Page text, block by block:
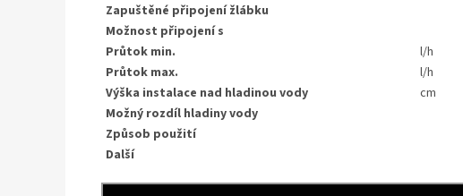
Zapuštěné připojení žlábku
Možnost připojení s
Průtok min.
l/h
Průtok max.
l/h
Výška instalace nad hladinou vody
cm
Možný rozdíl hladiny vody
Způsob použití
Další